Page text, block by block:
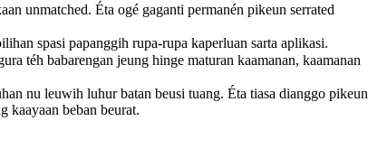
unmatched. Éta ogé gaganti permanén pikeun serrated
spasi papanggih rupa-rupa kaperluan sarta aplikasi.
téh babarengan jeung hinge maturan kaamanan, kaamanan
nu leuwih luhur batan beusi tuang. Éta tiasa dianggo pikeun
kaayaan beban beurat.